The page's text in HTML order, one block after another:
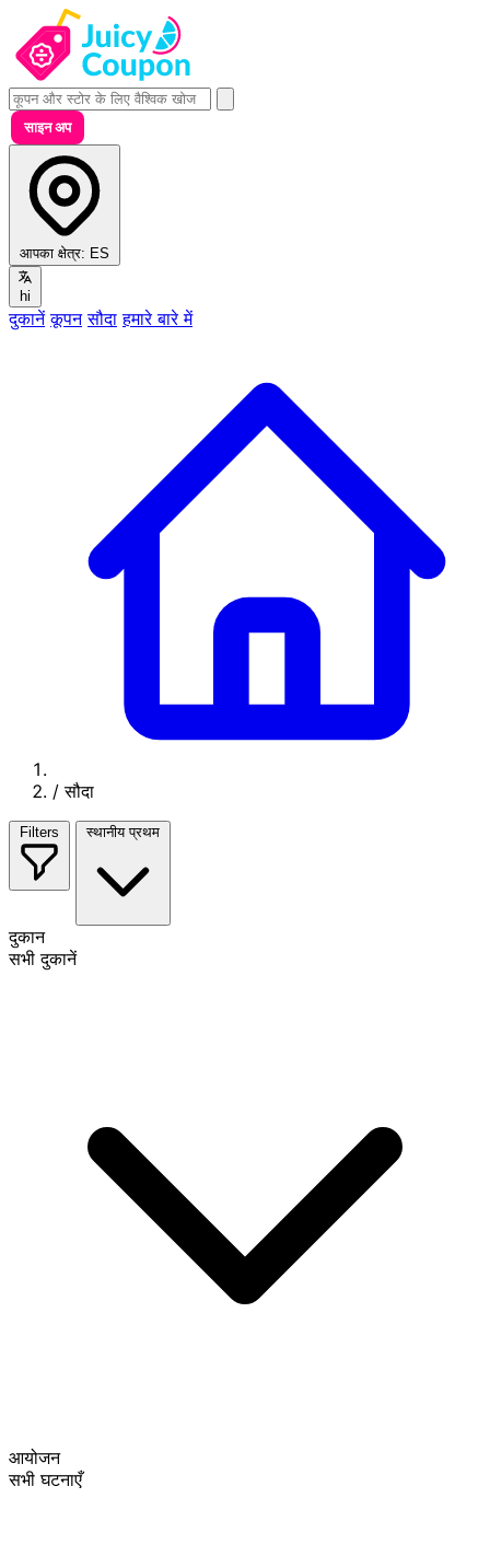
साइन अप
आपका क्षेत्र: ES
hi
दुकानें कूपन सौदा हमारे बारे में
/ सौदा
Filters स्थानीय प्रथम
दुकान
सभी दुकानें
आयोजन
सभी घटनाएँ